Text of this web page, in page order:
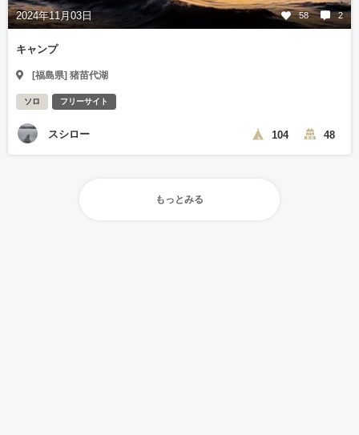
2024年11月03日 58 2
キャンプ
[福島県] 猪苗代湖
ソロ フリーサイト
スシロー 104 48
もっとみる